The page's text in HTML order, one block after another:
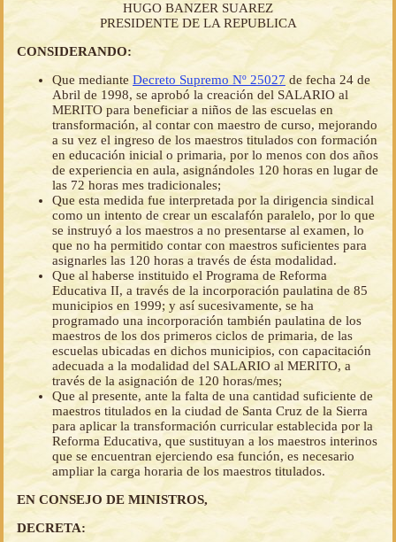
HUGO BANZER SUAREZ
PRESIDENTE DE LA REPUBLICA
CONSIDERANDO:
Que mediante Decreto Supremo Nº 25027 de fecha 24 de
Abril de 1998, se aprobó la creación del SALARIO al
MERITO para beneficiar a niños de las escuelas en
transformación, al contar con maestro de curso, mejorando
a su vez el ingreso de los maestros titulados con formación
en educación inicial o primaria, por lo menos con dos años
de experiencia en aula, asignándoles 120 horas en lugar de
las 72 horas mes tradicionales;
Que esta medida fue interpretada por la dirigencia sindical
como un intento de crear un escalafón paralelo, por lo que
se instruyó a los maestros a no presentarse al examen, lo
que no ha permitido contar con maestros suficientes para
asignarles las 120 horas a través de ésta modalidad.
Que al haberse instituido el Programa de Reforma
Educativa II, a través de la incorporación paulatina de 85
municipios en 1999; y así sucesivamente, se ha
programado una incorporación también paulatina de los
maestros de los dos primeros ciclos de primaria, de las
escuelas ubicadas en dichos municipios, con capacitación
adecuada a la modalidad del SALARIO al MERITO, a
través de la asignación de 120 horas/mes;
Que al presente, ante la falta de una cantidad suficiente de
maestros titulados en la ciudad de Santa Cruz de la Sierra
para aplicar la transformación curricular establecida por la
Reforma Educativa, que sustituyan a los maestros interinos
que se encuentran ejerciendo esa función, es necesario
ampliar la carga horaria de los maestros titulados.
EN CONSEJO DE MINISTROS,
DECRETA: